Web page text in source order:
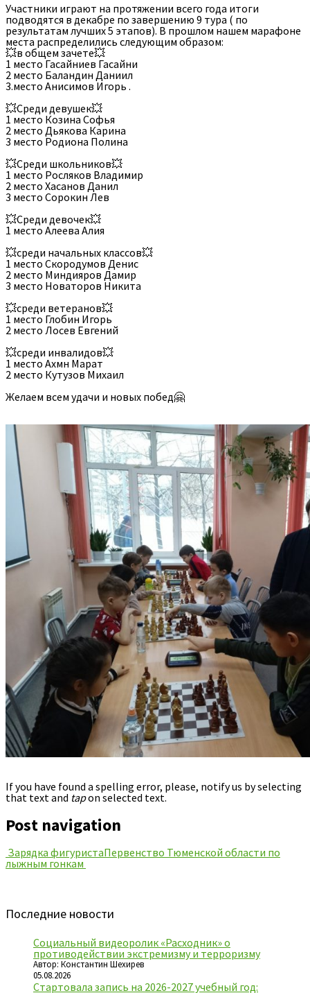
Участники играют на протяжении всего года итоги
подводятся в декабре по завершению 9 тура ( по
результатам лучших 5 этапов). В прошлом нашем марафоне
места распределились следующим образом:
💥в общем зачете💥
1 место Гасайниев Гасайни
2 место Баландин Даниил
3.место Анисимов Игорь .
💥Среди девушек💥
1 место Козина Софья
2 место Дьякова Карина
3 место Родиона Полина
💥Среди школьников💥
1 место Росляков Владимир
2 место Хасанов Данил
3 место Сорокин Лев
💥Среди девочек💥
1 место Алеева Алия
💥среди начальных классов💥
1 место Скородумов Денис
2 место Миндияров Дамир
3 место Новаторов Никита
💥среди ветеранов💥
1 место Глобин Игорь
2 место Лосев Евгений
💥среди инвалидов💥
1 место Ахмн Марат
2 место Кутузов Михаил
Желаем всем удачи и новых побед🤗
If you have found a spelling error, please, notify us by selecting
that text and tapon selected text.
Post navigation
Зарядка фигуристаПервенство Тюменской области по
лыжным гонкам
Последние новости
Социальный видеоролик «Расходник» о
противодействии экстремизму и терроризму
Автор: Константин Шехирев
05.08.2026
Стартовала запись на 2026-2027 учебный год: